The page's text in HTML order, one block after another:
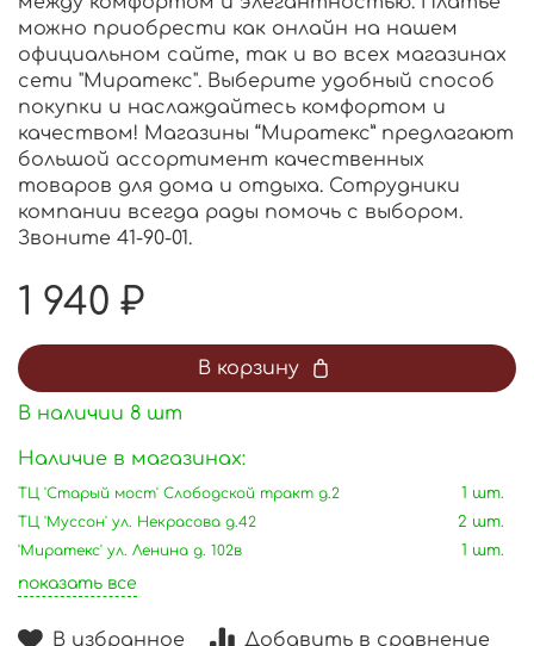
В избранное Добавить в сравнение
можно приобрести как онлайн на нашем
официальном сайте, так и во всех магазинах
сети "Миратекс". Выберите удобный способ
покупки и наслаждайтесь комфортом и
качеством! Магазины “Миратекс” предлагают
большой ассортимент качественных
товаров для дома и отдыха. Сотрудники
компании всегда рады помочь с выбором.
Звоните 41-90-01.
1 940 ₽
В корзину
В наличии 8 шт
Наличие в магазинах:
ТЦ 'Старый мост' Слободской тракт д.2
1 шт.
ТЦ 'Муссон' ул. Некрасова д.42
2 шт.
'Миратекс' ул. Ленина д. 102в
1 шт.
показать все